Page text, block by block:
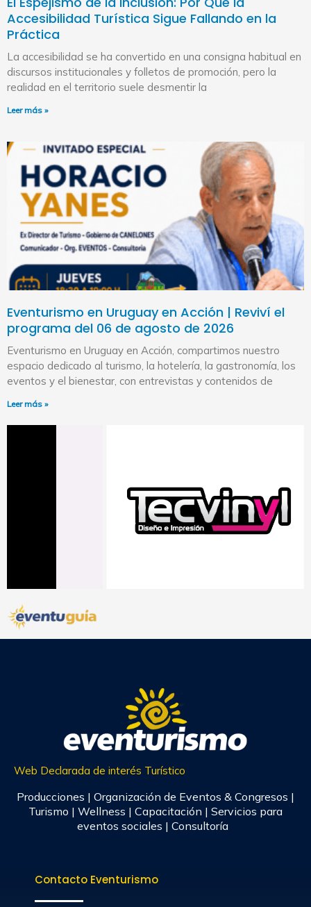
Accesibilidad Turística Sigue Fallando en la
Práctica
La accesibilidad se ha convertido en una consigna habitual en
discursos institucionales y folletos de promoción, pero la
realidad en el territorio suele desmentir la
Leer más »
Eventurismo en Uruguay en Acción | Reviví el
programa del 06 de agosto de 2026
Eventurismo en Uruguay en Acción, compartimos nuestro
espacio dedicado al turismo, la hotelería, la gastronomía, los
eventos y el bienestar, con entrevistas y contenidos de
Leer más »
Web Declarada de interés Turístico
Producciones | Organización de Eventos & Congresos |
Turismo | Wellness | Capacitación | Servicios para
eventos sociales | Consultoría
Contacto Eventurismo